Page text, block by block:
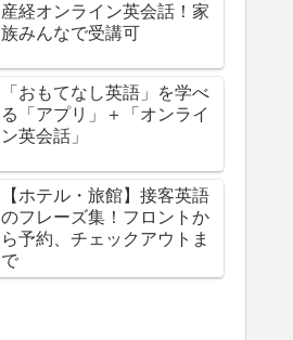
産経オンライン英会話！家
族みんなで受講可
「おもてなし英語」を学べ
る「アプリ」＋「オンライ
ン英会話」
【ホテル・旅館】接客英語
のフレーズ集！フロントか
ら予約、チェックアウトま
で